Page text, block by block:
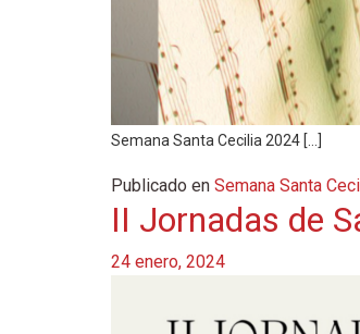
Semana Santa Cecilia 2024 […]
Publicado en Semana Santa
II Jornadas de
24 enero, 2024